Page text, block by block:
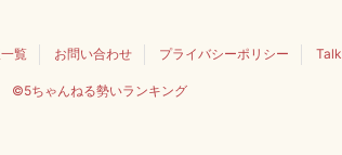
覧 お問い合わせ プライバシーポリシー
©5ちゃんねる勢いランキング